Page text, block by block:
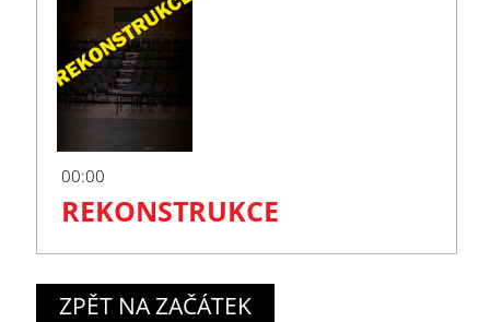
00:00
REKONSTRUKCE
ZPĚT NA ZAČÁTEK